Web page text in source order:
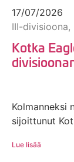
17/07/2026
III-divisioona,
Kotka
Kolmanneksi
sijoittunut
Lue lisää